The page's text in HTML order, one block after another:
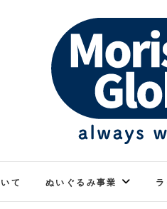
リサカグロ
て ぬいぐるみ事業